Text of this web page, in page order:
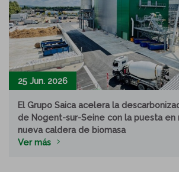
25 Jun. 2026
El Grupo Saica acelera la
de Nogent-sur-Seine con la puesta en
nueva caldera de biomasa
Ver más